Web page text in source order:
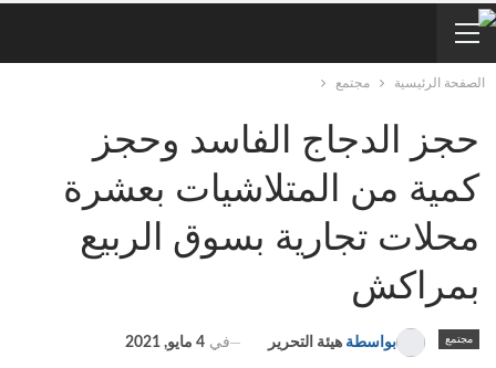
الصفحة الرئيسية مجتمع
حجز الدجاج الفاسد وحجز
كمية من المتلاشيات بعشرة
محلات تجارية بسوق الربيع
بمراكش
مجتمع بواسطة هيئة التحرير في 4 مايو, 2021